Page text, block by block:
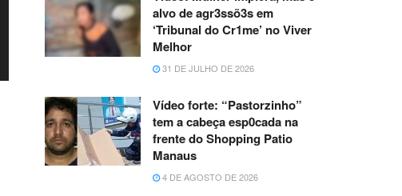
alvo de agr3ssõ3s em
‘Tribunal do Cr1me’ no Viver
Melhor
31 DE JULHO DE 2026
Vídeo forte: “Pastorzinho”
tem a cabeça esp0cada na
frente do Shopping Patio
Manaus
4 DE AGOSTO DE 2026